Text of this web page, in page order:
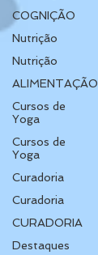
COGNIÇÃO
Nutrição
Nutrição
ALIMENTAÇÃO
Cursos de
Yoga
Cursos de
Yoga
Curadoria
Curadoria
CURADORIA
Destaques